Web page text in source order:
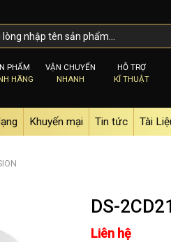
PHẨM
HÃNG
VẬN CHUYỂN
NHANH
HỖ TRỢ
KĨ THUẬT
Khuyến mại Tin tức Tài
DS-
Liên hệ